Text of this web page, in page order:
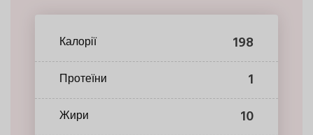
Калорії 198
Протеїни 1
Жири 10